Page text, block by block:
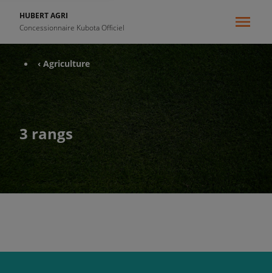
HUBERT AGRI
Concessionnaire Kubota Officiel
‹ Agriculture
3 rangs